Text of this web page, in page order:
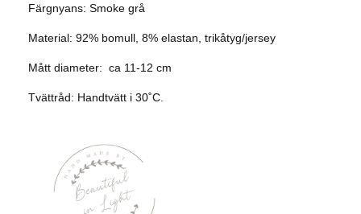
Färgnyans: Smoke grå
Material: 92% bomull, 8% elastan, trikåtyg/jersey
Mått diameter: ca 11-12 cm
Tvättråd: Handtvätt i 30˚C.